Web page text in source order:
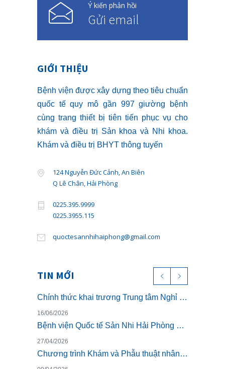
Ý kiến phản hồi
Gửi email
GIỚI THIỆU
Bệnh viện được xây dựng theo tiêu chuẩn
quốc tế quy mô gần 997 giường bệnh
cùng trang thiết bị tiên tiến phục vụ cho
khám và điều trị Sản khoa và Nhi khoa.
Khám và điều trị BHYT thông tuyến
124 Nguyễn Đức Cảnh, An Biên
Q Lê Chân, Hải Phòng
0225.395.9999
0225.3955.115
quoctesannhihaiphong@gmail.com
TIN MỚI
Chính thức khai trương Trung tâm Nghỉ dưỡng ở cữ cao cấp The Nest – Luxury Postpartum & Retreat
16/06/2026
Bệnh viện Quốc tế Sản Nhi Hải Phòng chính thức triển khai khám sức khỏe theo Thông tư 32/2023/TT-BYT
27/04/2026
Chương trình Khám và Phẫu thuật nhân đạo cho trẻ bị dị tật khe hở môi miễn phí